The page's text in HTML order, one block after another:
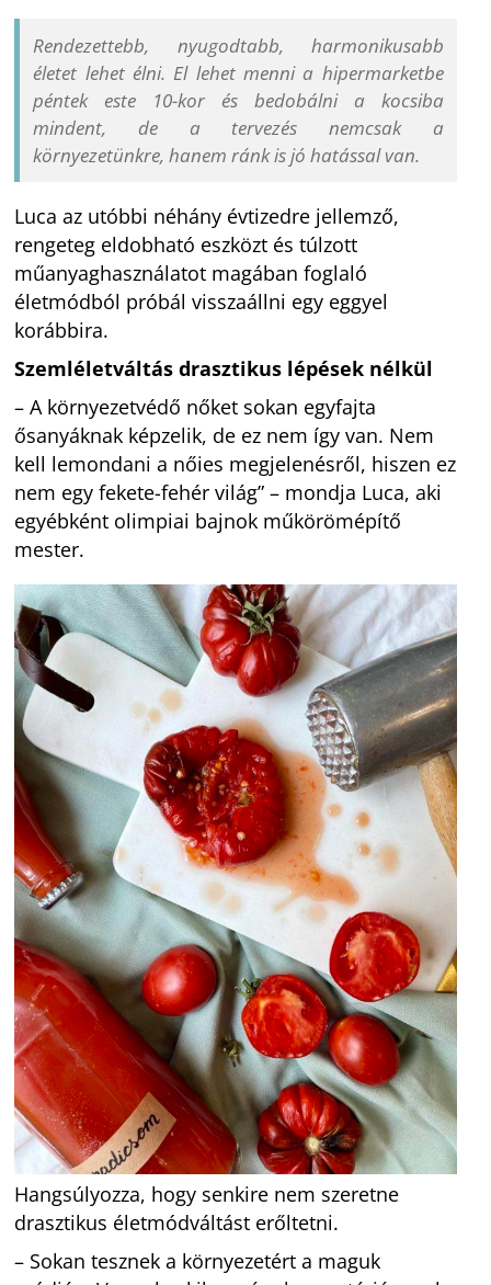
Rendezettebb, nyugodtabb, harmonikusabb
életet lehet élni. El lehet menni a hipermarketbe
péntek este 10-kor és bedobálni a kocsiba
mindent, de a tervezés nemcsak a
környezetünkre, hanem ránk is jó hatással van.
Luca az utóbbi néhány évtizedre jellemző,
rengeteg eldobható eszközt és túlzott
műanyaghasználatot magában foglaló
életmódból próbál visszaállni egy eggyel
korábbira.
Szemléletváltás drasztikus lépések nélkül
– A környezetvédő nőket sokan egyfajta
ősanyáknak képzelik, de ez nem így van. Nem
kell lemondani a nőies megjelenésről, hiszen ez
nem egy fekete-fehér világ” – mondja Luca, aki
egyébként olimpiai bajnok műkörömépítő
mester.
Hangsúlyozza, hogy senkire nem szeretne
drasztikus életmódváltást erőltetni.
– Sokan tesznek a környezetért a maguk